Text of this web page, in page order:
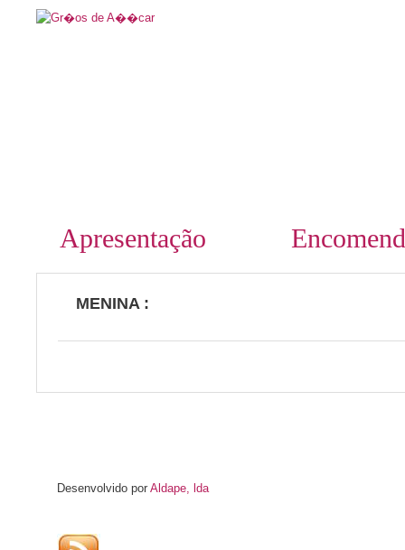
Apresentação
MENINA :
Desenvolvido por Aldape, lda